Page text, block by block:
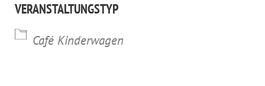
VERANSTALTUNGSTYP
Café Kinderwagen